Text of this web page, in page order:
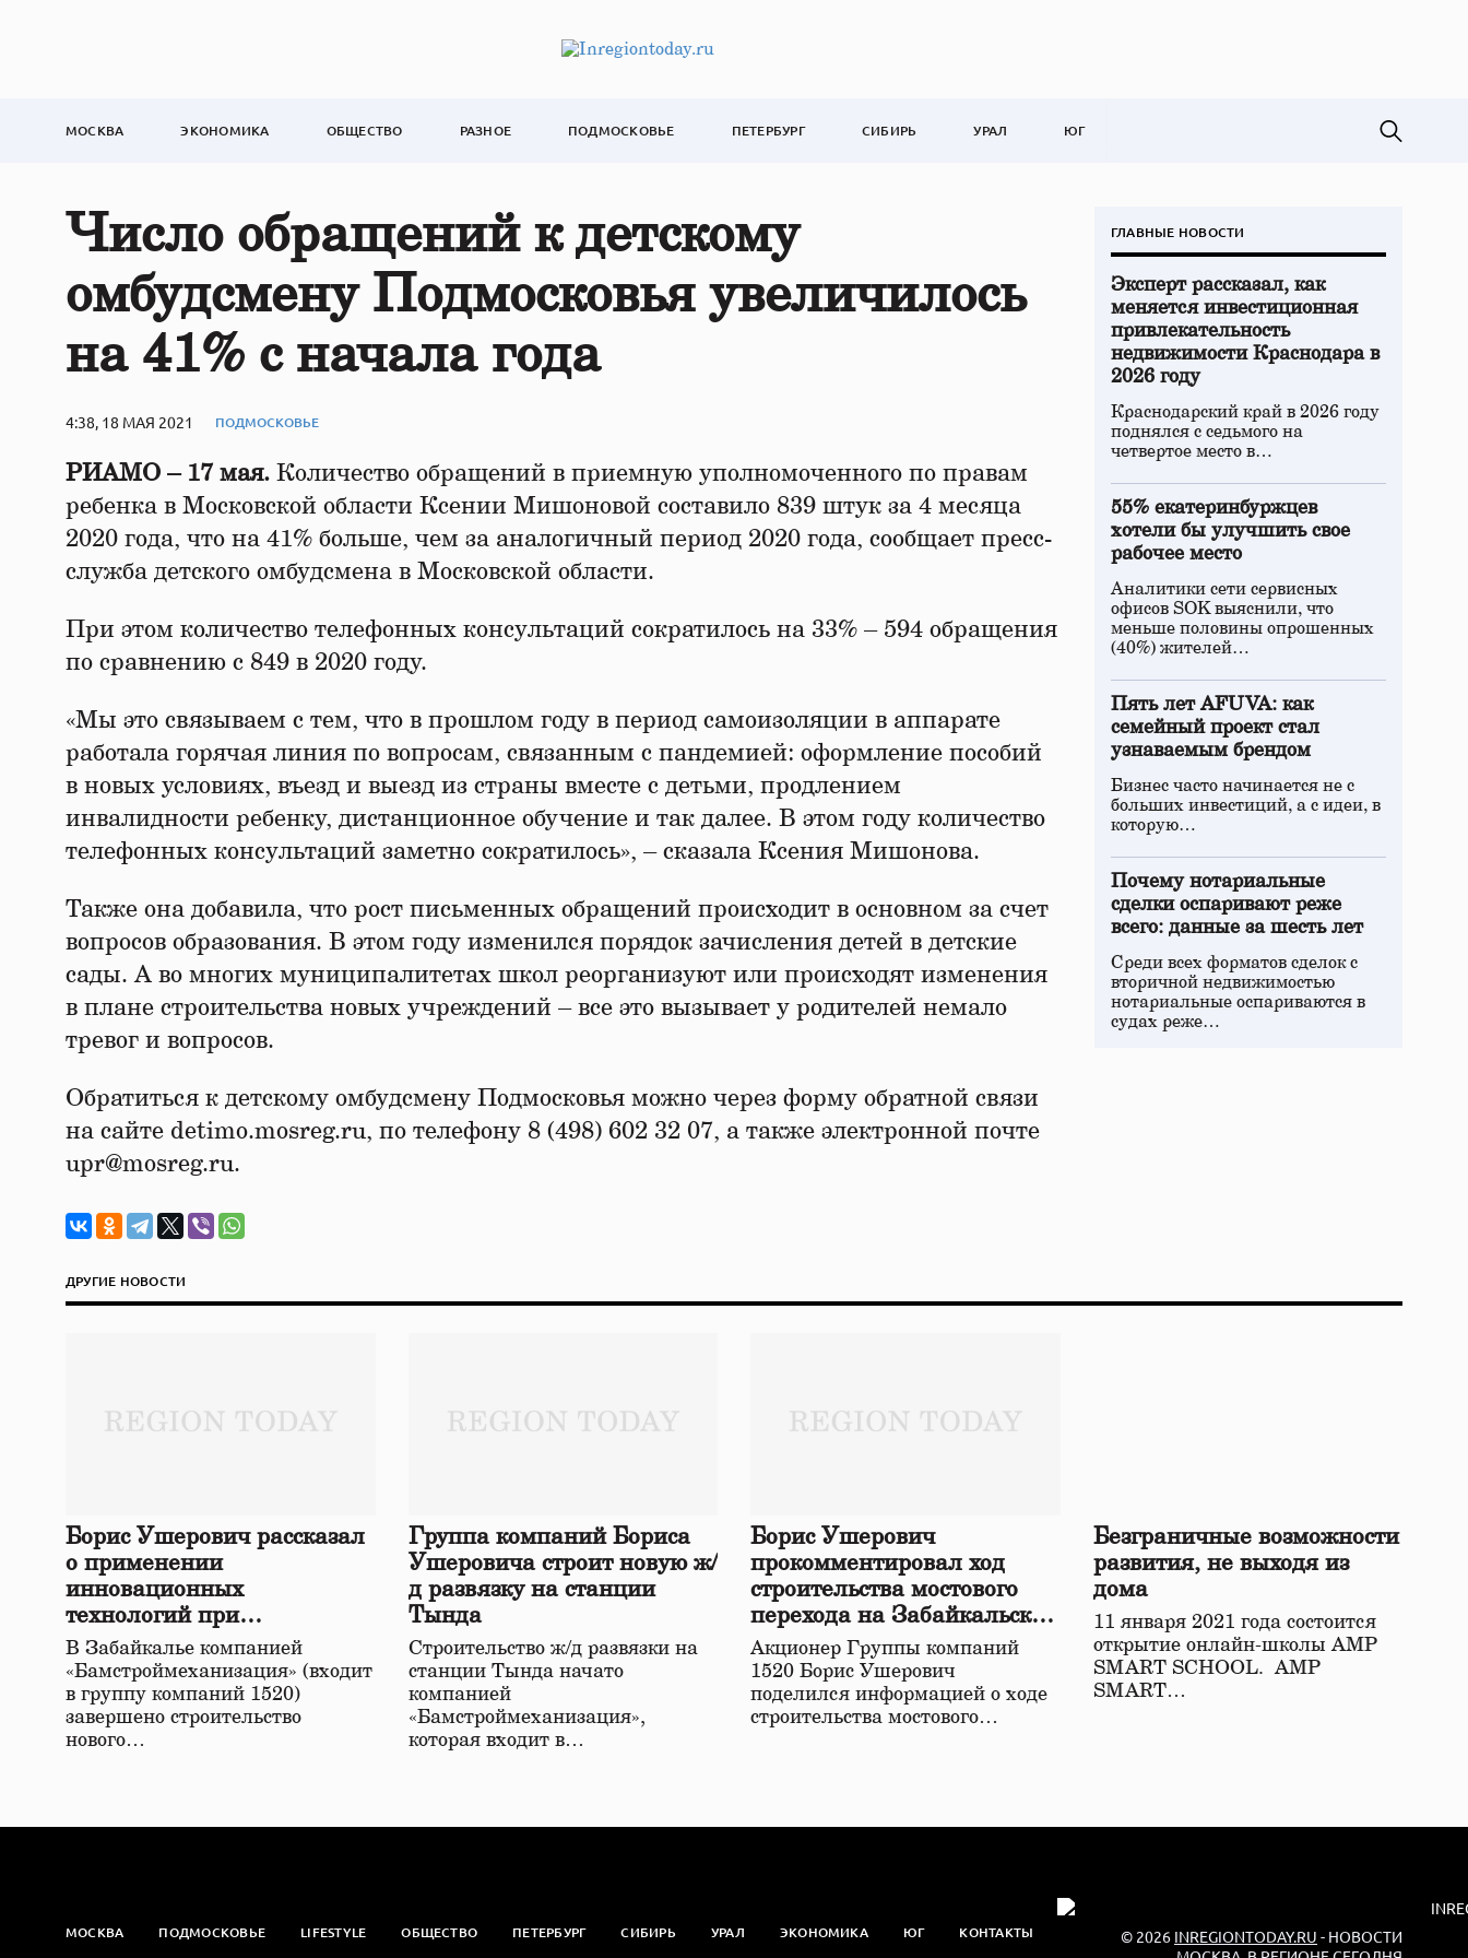
МОСКВА ЭКОНОМИКА ОБЩЕСТВО РАЗНОЕ ПОДМОСКОВЬЕ ПЕТЕРБУРГ СИБИРЬ УРАЛ ЮГ
Число обращений к детскому
омбудсмену Подмосковья увеличилось
на 41% с начала года
4:38, 18 МАЯ 2021 ПОДМОСКОВЬЕ
РИАМО – 17 мая. Количество обращений в приемную уполномоченного по правам
ребенка в Московской области Ксении Мишоновой составило 839 штук за 4 месяца
2020 года, что на 41% больше, чем за аналогичный период 2020 года, сообщает пресс-
служба детского омбудсмена в Московской области.
При этом количество телефонных консультаций сократилось на 33% – 594 обращения
по сравнению с 849 в 2020 году.
«Мы это связываем с тем, что в прошлом году в период самоизоляции в аппарате
работала горячая линия по вопросам, связанным с пандемией: оформление пособий
в новых условиях, въезд и выезд из страны вместе с детьми, продлением
инвалидности ребенку, дистанционное обучение и так далее. В этом году количество
телефонных консультаций заметно сократилось», – сказала Ксения Мишонова.
Также она добавила, что рост письменных обращений происходит в основном за счет
вопросов образования. В этом году изменился порядок зачисления детей в детские
сады. А во многих муниципалитетах школ реорганизуют или происходят изменения
в плане строительства новых учреждений – все это вызывает у родителей немало
тревог и вопросов.
Обратиться к детскому омбудсмену Подмосковья можно через форму обратной связи
на сайте detimo.mosreg.ru, по телефону 8 (498) 602 32 07, а также электронной почте
upr@mosreg.ru.
ГЛАВНЫЕ НОВОСТИ
Эксперт рассказал, как
меняется инвестиционная
привлекательность
недвижимости Краснодара в
2026 году
Краснодарский край в 2026 году
поднялся с седьмого на
четвертое место в…
55% екатеринбуржцев
хотели бы улучшить свое
рабочее место
Аналитики сети сервисных
офисов SOK выяснили, что
меньше половины опрошенных
(40%) жителей…
Пять лет AFUVA: как
семейный проект стал
узнаваемым брендом
Бизнес часто начинается не с
больших инвестиций, а с идеи, в
которую…
Почему нотариальные
сделки оспаривают реже
всего: данные за шесть лет
Среди всех форматов сделок с
вторичной недвижимостью
нотариальные оспариваются в
судах реже…
ДРУГИЕ НОВОСТИ
Борис Ушерович рассказал
о применении
инновационных
технологий при
строительстве нового моста
в Забайкалье
В Забайкалье компанией
«Бамстроймеханизация» (входит
в группу компаний 1520)
завершено строительство
нового…
Группа компаний Бориса
Ушеровича строит новую ж/
д развязку на станции
Тында
Строительство ж/д развязки на
станции Тында начато
компанией
«Бамстроймеханизация»,
которая входит в…
Борис Ушерович
прокомментировал ход
строительства мостового
перехода на Забайкальской
железной дороге
Акционер Группы компаний
1520 Борис Ушерович
поделился информацией о ходе
строительства мостового…
Безграничные возможности
развития, не выходя из
дома
11 января 2021 года состоится
открытие онлайн-школы АМР
SMART SCHOOL. АМР
SMART…
МОСКВА ПОДМОСКОВЬЕ LIFESTYLE ОБЩЕСТВО ПЕТЕРБУРГ СИБИРЬ УРАЛ ЭКОНОМИКА ЮГ КОНТАКТЫ © 2026 INREGIONTODAY.RU - НОВОСТИ